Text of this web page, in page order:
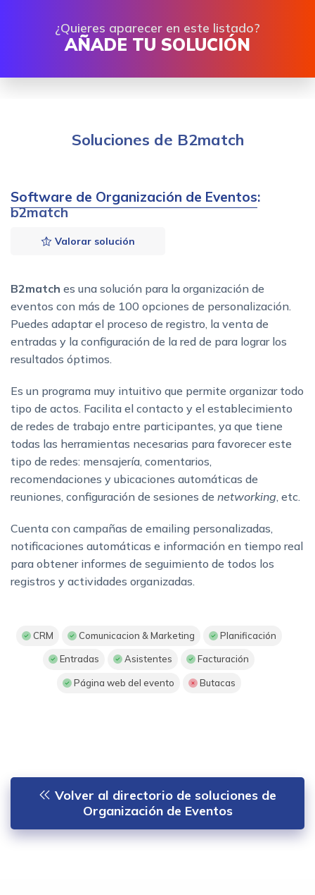
¿Quieres aparecer en este listado?
AÑADE TU SOLUCIÓN
Soluciones de B2match
Software de Organización de Eventos:
b2match
Valorar solución
B2match es una solución para la organización de
eventos con más de 100 opciones de personalización.
Puedes adaptar el proceso de registro, la venta de
entradas y la configuración de la red de para lograr los
resultados óptimos.
Es un programa muy intuitivo que permite organizar todo
tipo de actos. Facilita el contacto y el establecimiento
de redes de trabajo entre participantes, ya que tiene
todas las herramientas necesarias para favorecer este
tipo de redes: mensajería, comentarios,
recomendaciones y ubicaciones automáticas de
reuniones, configuración de sesiones de networking, etc.
Cuenta con campañas de emailing personalizadas,
notificaciones automáticas e información en tiempo real
para obtener informes de seguimiento de todos los
registros y actividades organizadas.
CRM Comunicacion & Marketing Planificación
Entradas Asistentes Facturación
Página web del evento Butacas
Volver al directorio de soluciones de
Organización de Eventos